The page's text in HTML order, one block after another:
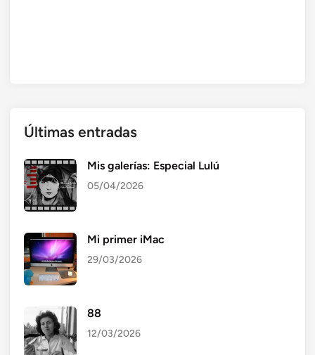
Últimas entradas
Mis galerías: Especial Lulú
05/04/2026
Mi primer iMac
29/03/2026
88
12/03/2026